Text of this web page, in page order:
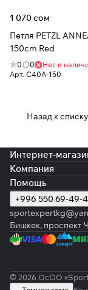
1 070 сом
Петля PETZL
150cm Red
0 0
Нет в
Арт. C40A-150
Назад к списку
Интернет-
Компания
Помощь
+996 550 69-49-
Бишкек, проспект
© 2026 ОсОО